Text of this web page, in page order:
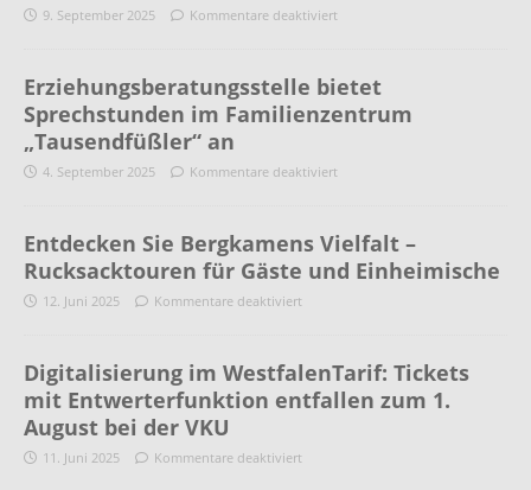
9. September 2025 Kommentare deaktiviert
Erziehungsberatungsstelle bietet
Sprechstunden im Familienzentrum
„Tausendfüßler“ an
4. September 2025 Kommentare deaktiviert
Entdecken Sie Bergkamens Vielfalt –
Rucksacktouren für Gäste und Einheimische
12. Juni 2025 Kommentare deaktiviert
Digitalisierung im WestfalenTarif: Tickets
mit Entwerterfunktion entfallen zum 1.
August bei der VKU
11. Juni 2025 Kommentare deaktiviert